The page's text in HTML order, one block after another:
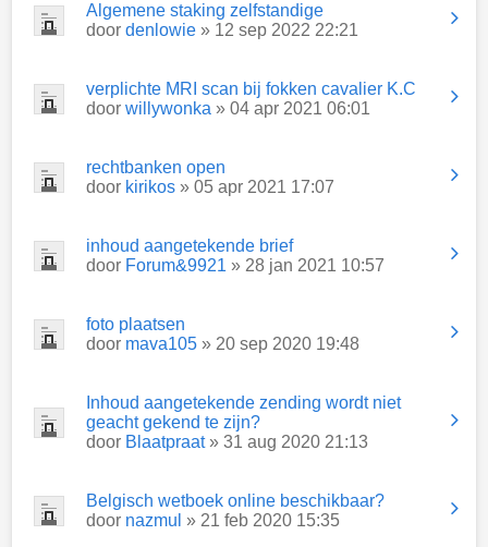
Algemene staking zelfstandige
door denlowie » 12 sep 2022 22:21
verplichte MRI scan bij fokken cavalier K.C
door willywonka » 04 apr 2021 06:01
rechtbanken open
door kirikos » 05 apr 2021 17:07
inhoud aangetekende brief
door Forum&9921 » 28 jan 2021 10:57
foto plaatsen
door mava105 » 20 sep 2020 19:48
Inhoud aangetekende zending wordt niet
geacht gekend te zijn?
door Blaatpraat» 31 aug 2020 21:13
Belgisch wetboek online beschikbaar?
door nazmul » 21 feb 2020 15:35